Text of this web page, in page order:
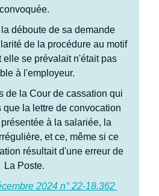
convoquée.
déboute de sa demande
de la procédure au motif
elle se prévalait n'était pas
à l'employeur.
de la Cour de cassation qui
que la lettre de convocation
à la salariée, la
et ce, même si ce
résultait d'une erreur de
La Poste.
2024 n° 22-18.362